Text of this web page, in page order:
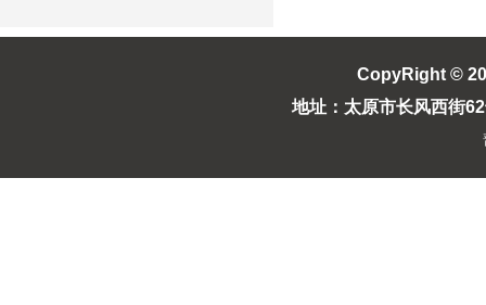
CopyRight ©
地址：太原市长风西街